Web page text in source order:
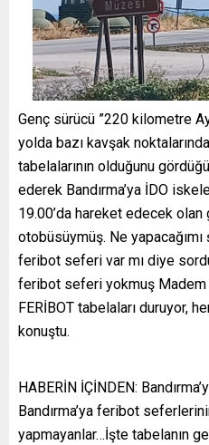
Genç sürücü ”220 kilometre
yolda bazı kavşak
tabelalarının olduğunu
ederek Bandırma’ya İDO
19.00’da hareket edecek
otobüsüymüş. Ne yapacağımı
feribot seferi var mı diye
feribot seferi yokmuş Madem
FERİBOT tabelaları duruyor,
konuştu.
HABERİN İÇİNDEN:
Bandırma’ya feribot
yapmayanlar…İşte tabelanın